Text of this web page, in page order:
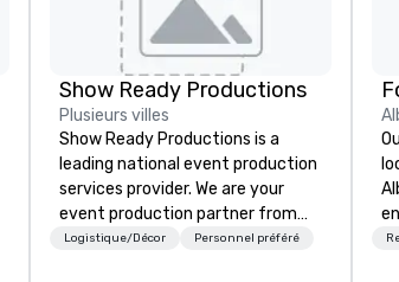
Show Ready Productions
Plusieurs villes
Show Ready Productions is a
leading national event production
services provider. We are your
event production partner from
start to finish. Our team is
Logistique/Décor Personnel préféré